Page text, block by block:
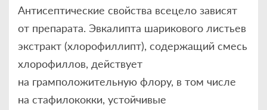
Антисептические свойства всецело зависят
от препарата. Эвкалипта шарикового листьев
экстракт (хлорофиллипт), содержащий смесь
хлорофиллов, действует
на грамположительную флору, в том числе
на стафилококки, устойчивые